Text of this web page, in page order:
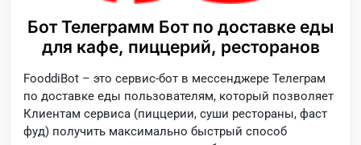
Бот Телеграмм Бот по доставке еды
для кафе, пиццерий, ресторанов
FooddiBot – это сервис-бот в мессенджере Телеграм
по доставке еды пользователям, который позволяет
Клиентам сервиса (пиццерии, суши рестораны, фаст
фуд) получить максимально быстрый способ